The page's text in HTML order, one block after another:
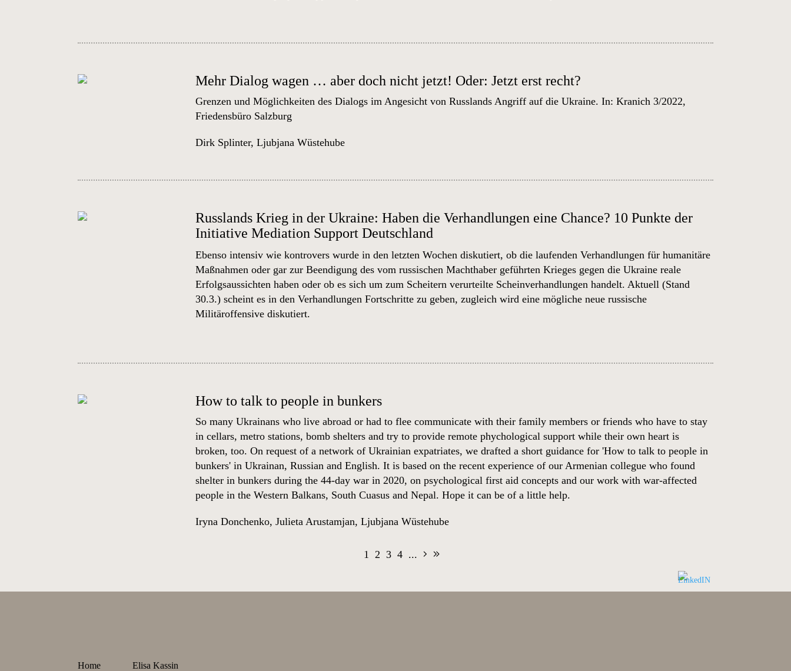
Mehr Dialog wagen … aber doch nicht jetzt! Oder: Jetzt erst recht?
Grenzen und Möglichkeiten des Dialogs im Angesicht von Russlands Angriff auf die Ukraine. In: Kranich 3/2022,
Friedensbüro Salzburg
Dirk Splinter, Ljubjana Wüstehube
Russlands Krieg in der Ukraine: Haben die Verhandlungen eine Chance? 10 Punkte der
Initiative Mediation Support Deutschland
Ebenso intensiv wie kontrovers wurde in den letzten Wochen diskutiert, ob die laufenden Verhandlungen für humanitäre
Maßnahmen oder gar zur Beendigung des vom russischen Machthaber geführten Krieges gegen die Ukraine reale
Erfolgsaussichten haben oder ob es sich um zum Scheitern verurteilte Scheinverhandlungen handelt. Aktuell (Stand
30.3.) scheint es in den Verhandlungen Fortschritte zu geben, zugleich wird eine mögliche neue russische
Militäroffensive diskutiert.
How to talk to people in bunkers
So many Ukrainans who live abroad or had to flee communicate with their family members or friends who have to stay
in cellars, metro stations, bomb shelters and try to provide remote phychological support while their own heart is
broken, too. On request of a network of Ukrainian expatriates, we drafted a short guidance for 'How to talk to people in
bunkers' in Ukrainan, Russian and English. It is based on the recent experience of our Armenian collegue who found
shelter in bunkers during the 44-day war in 2020, on psychological first aid concepts and our work with war-affected
people in the Western Balkans, South Cuasus and Nepal. Hope it can be of a little help.
Iryna Donchenko, Julieta Arustamjan, Ljubjana Wüstehube
1 2 3 4 ...
Home Elisa Kassin